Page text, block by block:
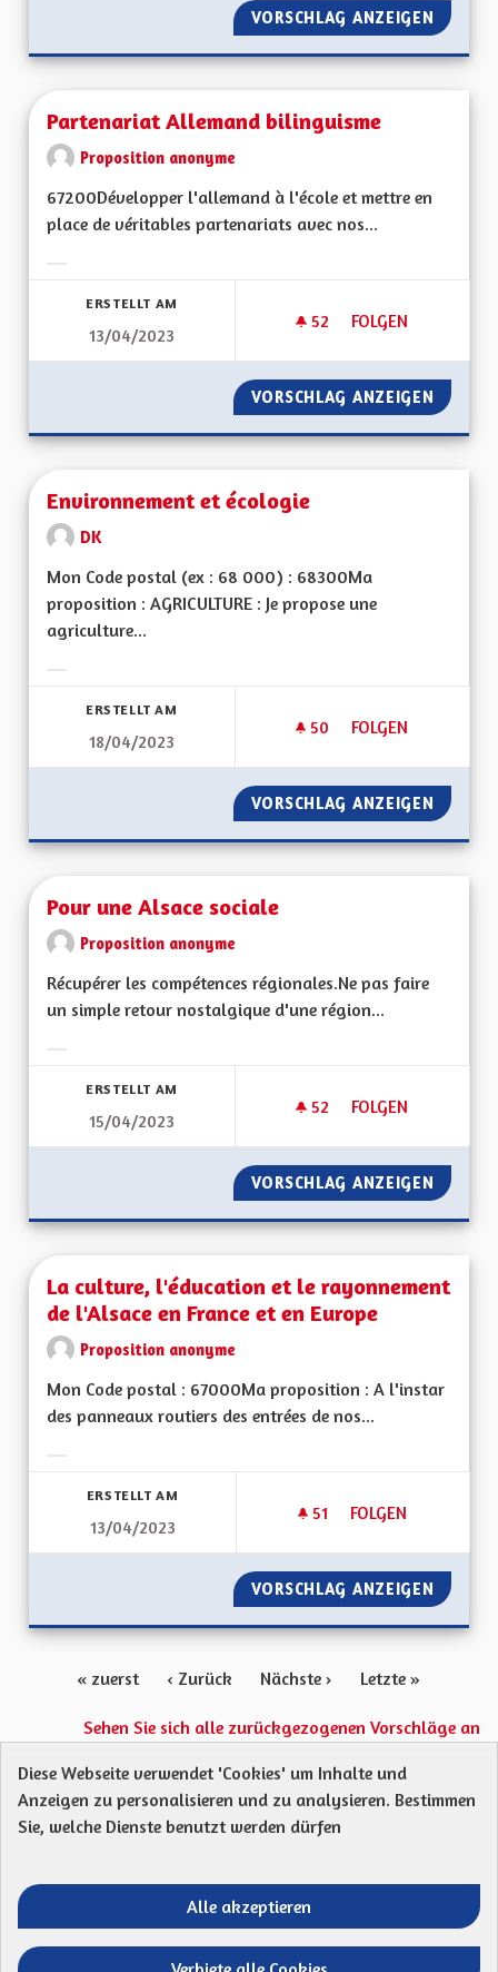
VORSCHLAG ANZEIGEN NE
Partenariat Allemand bilinguisme
Proposition anonyme
67200Développer l'allemand à l'école et mettre en
place de véritables partenariats avec nos...
ERSTELLT AM
13/04/2023
52 52 FOLLOWER
FOLGEN
PARTENARIAT
VORSCHLAG ANZEIGEN
Environnement et écologie
DK
Mon Code postal (ex : 68 000) : 68300Ma
proposition : AGRICULTURE : Je propose une
agriculture...
ERSTELLT AM
18/04/2023
50 50 FOLLOWER
FOLGEN
ENVIRONNEMENT
VORSCHLAG ANZEIGEN
Pour une Alsace sociale
Proposition anonyme
Récupérer les compétences régionales.Ne pas faire
un simple retour nostalgique d'une région...
ERSTELLT AM
15/04/2023
52 52 FOLLOWER
FOLGEN
POUR UNE ALSACE
VORSCHLAG ANZEIGEN POUR
La culture, l'éducation et le rayonnement
de l'Alsace en France et en Europe
Proposition anonyme
Mon Code postal : 67000Ma proposition : A l'instar
des panneaux routiers des entrées de nos...
ERSTELLT AM
13/04/2023
51 51 FOLLOWER
FOLGEN
LA CULTURE,
VORSCHLAG ANZEIGEN LA
« zuerst ‹ Zurück Nächste › Letzte »
Sehen Sie sich alle zurückgezogenen Vorschläge an
Protection des Données
Charte de contribution
Mentions légales
Was sind Gremien?
Standardtitel für initiatives
Open Data Dateien herunterladen
Entre vos mains - Collectivité
Entre vos mains - Collectivité
Entre vos mains - Collectivité
Entre vos mains -
Diese Webseite verwendet 'Cookies' um Inhalte und
Anzeigen zu personalisieren und zu analysieren. Bestimmen
Sie, welche Dienste benutzt werden dürfen
Alle akzeptieren